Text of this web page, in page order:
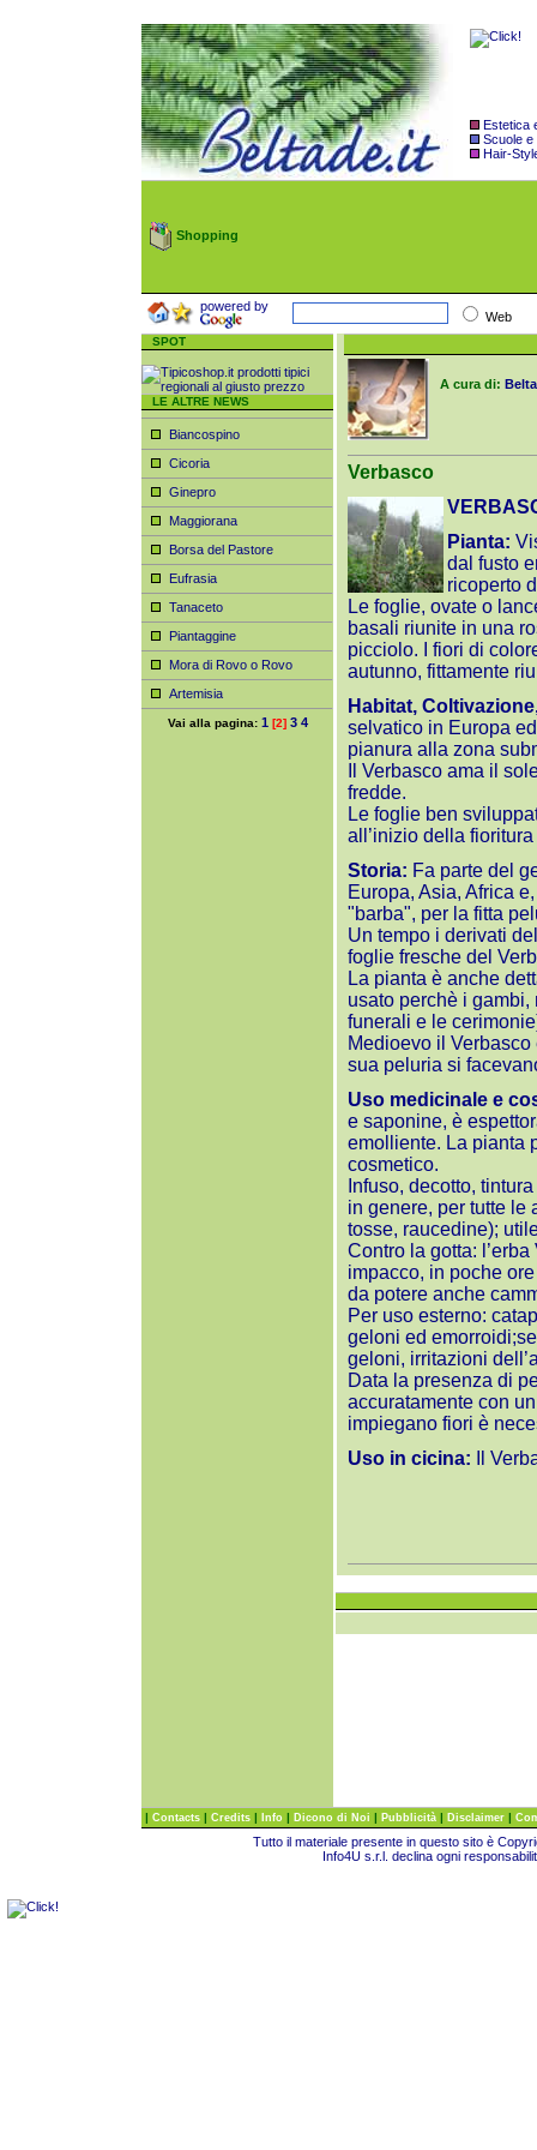
Estetica
Scuole e
Hair-
Shopping
powered by
Web
SPOT
LE ALTRE NEWS
Biancospino
Cicoria
Ginepro
Maggiorana
Borsa del Pastore
Eufrasia
Tanaceto
Piantaggine
Mora di Rovo o Rovo
Artemisia
Vai alla pagina: 1 [2] 3 4
A cura di:
Verbasco
Pianta:
dal fusto
ricoperto
Le foglie, ovate o
basali riunite in una
picciolo. I fiori di
autunno, fittamente
Habitat,
selvatico in Europa
pianura alla zona
Il Verbasco ama il
fredde.
Le foglie ben
all’inizio della
Storia: Fa parte del
Europa, Asia, Africa
"barba", per la fitta
Un tempo i derivati
foglie fresche del
La pianta è anche
usato perchè i
funerali e le
Medioevo il
sua peluria si
Uso medicinale e
e saponine, è
emolliente. La pianta
cosmetico.
Infuso, decotto,
in genere, per tutte le
tosse, raucedine);
Contro la gotta:
impacco, in poche
da potere anche
Per uso esterno:
geloni ed
geloni, irritazioni
Data la presenza di
accuratamente con
impiegano fiori è
Uso in cicina: Il
| Contacts | Credits | Info | Dicono di Noi | Pubblicità | Disclaimer |
Tutto il materiale presente in questo sito è
Info4U s.r.l. declina ogni